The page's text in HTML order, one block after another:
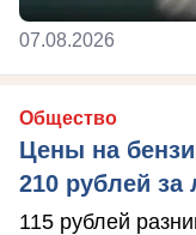
07.08.2026
Общество
Цены на
210 рублей за
115 рублей